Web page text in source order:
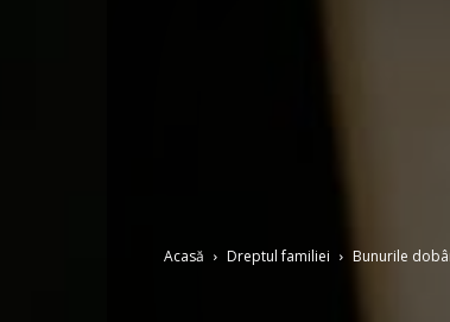
Acasă Dreptul familiei Bunurile